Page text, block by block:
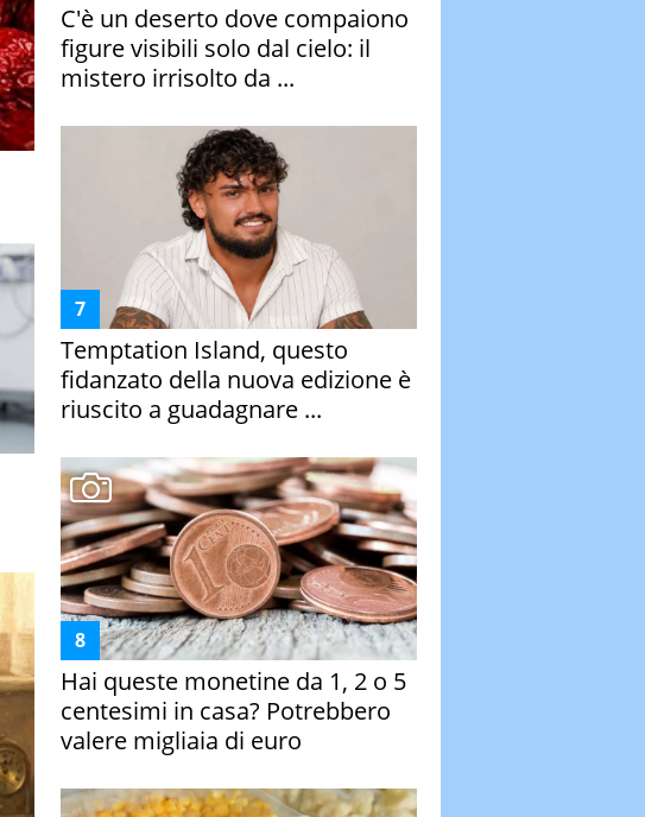
C'è un deserto dove compaiono
figure visibili solo dal cielo: il
mistero irrisolto da ...
Temptation Island, questo
fidanzato della nuova edizione è
riuscito a guadagnare ...
Hai queste monetine da 1, 2 o 5
centesimi in casa? Potrebbero
valere migliaia di euro